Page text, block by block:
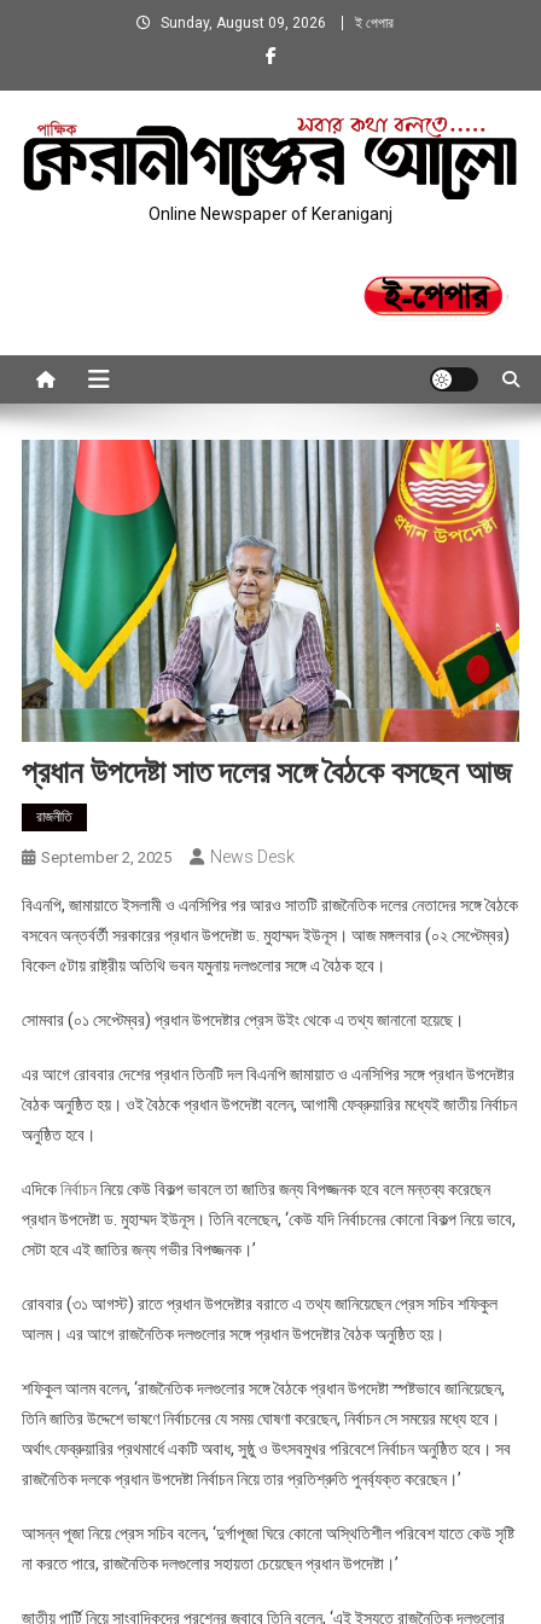
Sunday, August 09, 2026 ই পেপার
Online Newspaper of Keraniganj
প্রধান উপদেষ্টা সাত দলের সঙ্গে বৈঠকে বসছেন আজ
রাজনীতি
September 2, 2025 News Desk
বিএনপি, জামায়াতে ইসলামী ও এনসিপির পর আরও সাতটি রাজনৈতিক দলের নেতাদের সঙ্গে বৈঠকে
বসবেন অন্তর্বর্তী সরকারের প্রধান উপদেষ্টা ড. মুহাম্মদ ইউনূস। আজ মঙ্গলবার (০২ সেপ্টেম্বর)
বিকেল ৫টায় রাষ্ট্রীয় অতিথি ভবন যমুনায় দলগুলোর সঙ্গে এ বৈঠক হবে।
সোমবার (০১ সেপ্টেম্বর) প্রধান উপদেষ্টার প্রেস উইং থেকে এ তথ্য জানানো হয়েছে।
এর আগে রোববার দেশের প্রধান তিনটি দল বিএনপি জামায়াত ও এনসিপির সঙ্গে প্রধান উপদেষ্টার
বৈঠক অনুষ্ঠিত হয়। ওই বৈঠকে প্রধান উপদেষ্টা বলেন, আগামী ফেব্রুয়ারির মধ্যেই জাতীয় নির্বাচন
অনুষ্ঠিত হবে।
এদিকেনির্বাচননিয়ে কেউ বিকল্প ভাবলে তা জাতির জন্য বিপজ্জনক হবে বলে মন্তব্য করেছেন
প্রধান উপদেষ্টা ড. মুহাম্মদ ইউনূস। তিনি বলেছেন, ‘কেউ যদি নির্বাচনের কোনো বিকল্প নিয়ে ভাবে,
সেটা হবে এই জাতির জন্য গভীর বিপজ্জনক।’
রোববার (৩১ আগস্ট) রাতে প্রধান উপদেষ্টার বরাতে এ তথ্য জানিয়েছেন প্রেস সচিব শফিকুল
আলম। এর আগে রাজনৈতিক দলগুলোর সঙ্গে প্রধান উপদেষ্টার বৈঠক অনুষ্ঠিত হয়।
শফিকুল আলম বলেন, ‘রাজনৈতিক দলগুলোর সঙ্গে বৈঠকে প্রধান উপদেষ্টা স্পষ্টভাবে জানিয়েছেন,
তিনি জাতির উদ্দেশে ভাষণে নির্বাচনের যে সময় ঘোষণা করেছেন, নির্বাচন সে সময়ের মধ্যে হবে।
অর্থাৎ ফেব্রুয়ারির প্রথমার্ধে একটি অবাধ, সুষ্ঠু ও উৎসবমুখর পরিবেশে নির্বাচন অনুষ্ঠিত হবে। সব
রাজনৈতিক দলকে প্রধান উপদেষ্টা নির্বাচন নিয়ে তার প্রতিশ্রুতি পুনর্ব্যক্ত করেছেন।’
আসন্ন পূজা নিয়ে প্রেস সচিব বলেন, ‘দুর্গাপূজা ঘিরে কোনো অস্থিতিশীল পরিবেশ যাতে কেউ সৃষ্টি
না করতে পারে, রাজনৈতিক দলগুলোর সহায়তা চেয়েছেন প্রধান উপদেষ্টা।’
জাতীয় পার্টি নিয়ে সাংবাদিকদের প্রশ্নের জবাবে তিনি বলেন, ‘এই ইস্যুতে রাজনৈতিক দলগুলোর